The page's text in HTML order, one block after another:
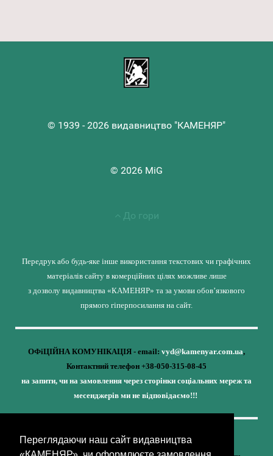
Переглядаючи наш сайт видавництва
© 1939 - 2026 видавництво "КАМЕНЯР"
© 2026 MiG
До гори
Передрук або будь-яке інше використання текстових чи графічних
матеріалів сайту в комерційних цілях можливе лише
з дозволу видавництва «КАМЕНЯР» та за умови обов’язкового
прямого гіперпосилання на сайт.
ОФіЦІЙНА КОМУНІКАЦІЯ - email: vyd@kamenyar.com.ua,
Контактний телефон +38-050-315-08-45
на запити, чи на замовлення через сторінки соціальних мереж та
месенджерів ми не відповідаємо!!!
Кожне наше видання - це внесок у спротив,